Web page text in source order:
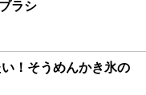
ラシ
！そうめんかき氷の